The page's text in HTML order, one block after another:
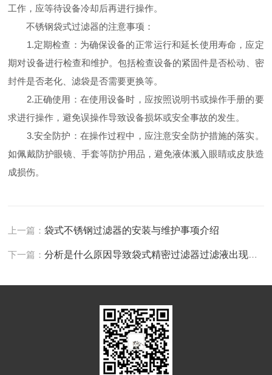
工作，应等待设备冷却后再进行操作。
不锈钢袋式过滤器的注意事项：
1.定期检查：为确保设备的正常运行和延长使用寿命，应定
期对设备进行检查和维护。包括检查设备的紧固件是否松动、密
封件是否老化、滤袋是否需要更换等。
2.正确使用：在使用设备时，应按照说明书或操作手册的要
求进行操作，避免误操作导致设备损坏或安全事故的发生。
3.安全防护：在操作过程中，应注意安全防护措施的落实。
如佩戴防护眼镜、手套等防护用品，避免液体溅入眼睛或皮肤造
成损伤。
上一篇：袋式不锈钢过滤器的安装与维护事项介绍
下一篇：分析是什么原因导致袋式精密过滤器过滤液出现浑浊